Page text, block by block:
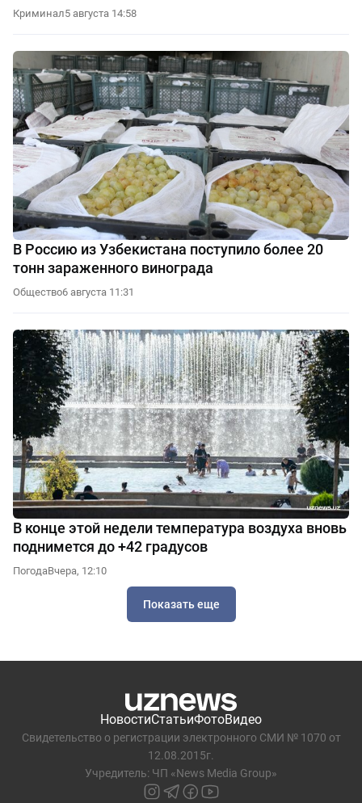
Криминал5 августа 14:58
В Россию из Узбекистана поступило более 20
тонн зараженного винограда
Общество6 августа 11:31
В конце этой недели температура воздуха вновь
поднимется до +42 градусов
ПогодаВчера, 12:10
Показать еще
НовостиСтатьиФотоВидео
Свидетельство о регистрации электронного СМИ № 1070 от
12.08.2015г.
Учредитель: ЧП «News Media Group»